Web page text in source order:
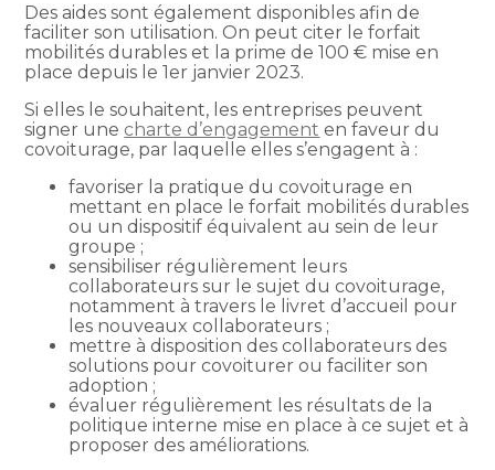
Des aides sont également disponibles afin de
faciliter son utilisation. On peut citer le forfait
mobilités durables et la prime de 100 € mise en
place depuis le 1er janvier 2023.
Si elles le souhaitent, les entreprises peuvent
signer une charte d’engagement en faveur du
covoiturage, par laquelle elles s’engagent à :
favoriser la pratique du covoiturage en
mettant en place le forfait mobilités durables
ou un dispositif équivalent au sein de leur
groupe ;
sensibiliser régulièrement leurs
collaborateurs sur le sujet du covoiturage,
notamment à travers le livret d’accueil pour
les nouveaux collaborateurs ;
mettre à disposition des collaborateurs des
solutions pour covoiturer ou faciliter son
adoption ;
évaluer régulièrement les résultats de la
politique interne mise en place à ce sujet et à
proposer des améliorations.